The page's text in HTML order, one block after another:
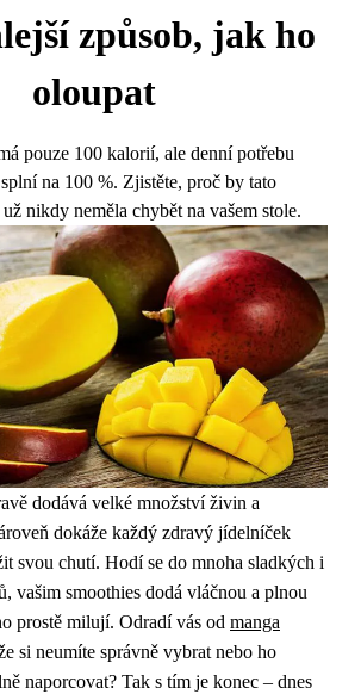
způsob, jak ho
oloupat
pouze 100 kalorií, ale denní potřebu
na 100 %. Zjistěte, proč by tato
nikdy neměla chybět na vašem stole.
dodává velké množství živin a
dokáže každý zdravý jídelníček
svou chutí. Hodí se do mnoha sladkých i
vašim smoothies dodá vláčnou a plnou
prostě milují. Odradí vás od manga
si neumíte správně vybrat nebo ho
naporcovat? Tak s tím je konec – dnes